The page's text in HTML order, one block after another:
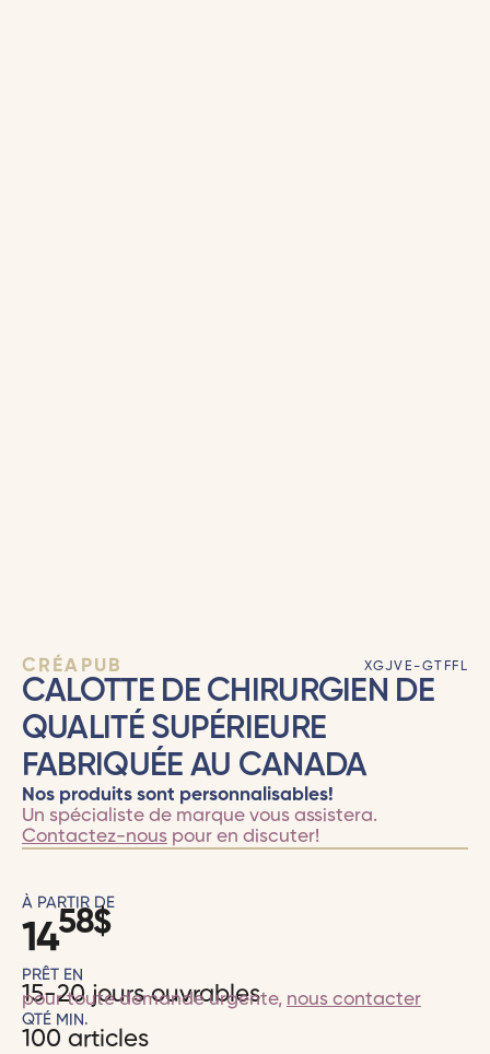
CRÉAPUB XGJVE-GTFFL
CALOTTE DE CHIRURGIEN DE
QUALITÉ SUPÉRIEURE
FABRIQUÉE AU CANADA
Nos produits sont personnalisables!
Un spécialiste de marque vous assistera.
Contactez-nouspour en discuter!
À PARTIR DE
1458$
PRÊT EN
15-20 jours ouvrables
pour toute demande urgente, nous contacter
QTÉ MIN.
100 articles